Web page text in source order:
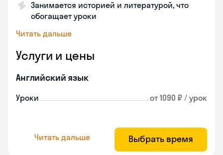
Занимается историей и литературой, что
обогащает уроки
Читать дальше
Услуги и цены
Английский язык
Уроки от 1090 ₽ / урок
Читать дальше Выбрать время